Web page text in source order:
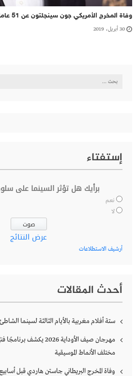
وفاة المخرج الأمريكي جون سينجلتون عن 51 عاما
30 أبريل، 2019
البحث
إستفتاء
برأيك هل تؤثر السينما على
نعم
لا
عرض النتائج
أرشيف الاستطلاعات
أحدث المقالات
ستة أفلام مغربية بالأيام الثالثة لسينما
مهرجان صيف الأوداية 2026
مختلف الأنماط الموسيقية
وفاة المخرج البريطاني جاستن هاردي قبل